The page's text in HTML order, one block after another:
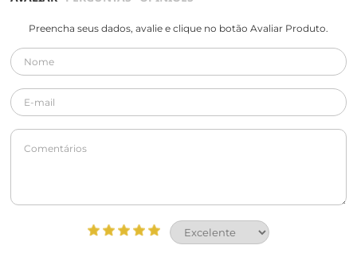
Preencha seus dados, avalie e clique no botão Avaliar Produto.